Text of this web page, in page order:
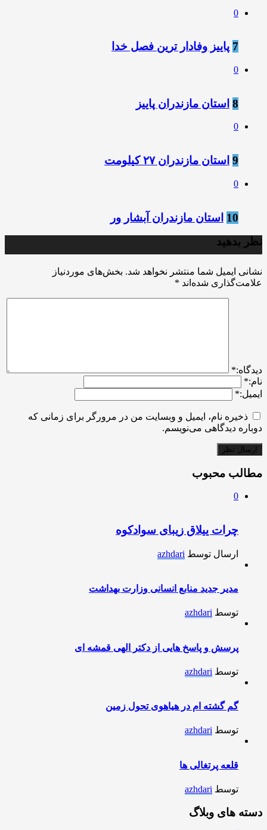
0
7 پاییز وفادار ترین فصل خدا
0
8 استان مازندران پاییز
0
9 استان مازندران ۲۷ کیلومت
0
10 استان مازندران آبشار ور
نظر بدهید
نشانی ایمیل شما منتشر نخواهد شد. بخش‌های موردنیاز
علامت‌گذاری شده‌اند *
ديدگاه:*
نام:*
ایمیل:*
ذخیره نام، ایمیل و وبسایت من در مرورگر برای زمانی که
دوباره دیدگاهی می‌نویسم.
مطالب محبوب
0
چرات ییلاق زیبای سوادکوه
ارسال توسط azhdari
مدیر جدید منابع انسانی وزارت بهداشت
توسط azhdari
پرسش و پاسخ هایی از دکتر الهی قمشه ای
توسط azhdari
گم گشته ام در هیاهوی تحول زمین
توسط azhdari
قلعه پرتغالی ها
توسط azhdari
دسته های وبلاگ